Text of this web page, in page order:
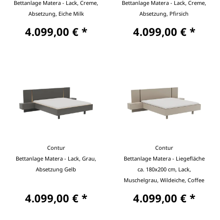
Bettanlage Matera - Lack, Creme,
Absetzung, Eiche Milk
4.099,00 € *
Bettanlage Matera - Lack, Creme,
Absetzung, Pfirsich
4.099,00 € *
Contur
Bettanlage Matera - Lack, Grau,
Absetzung Gelb
4.099,00 € *
Contur
Bettanlage Matera - Liegefläche
ca. 180x200 cm, Lack,
Muschelgrau, Wildeiche, Coffee
4.099,00 € *